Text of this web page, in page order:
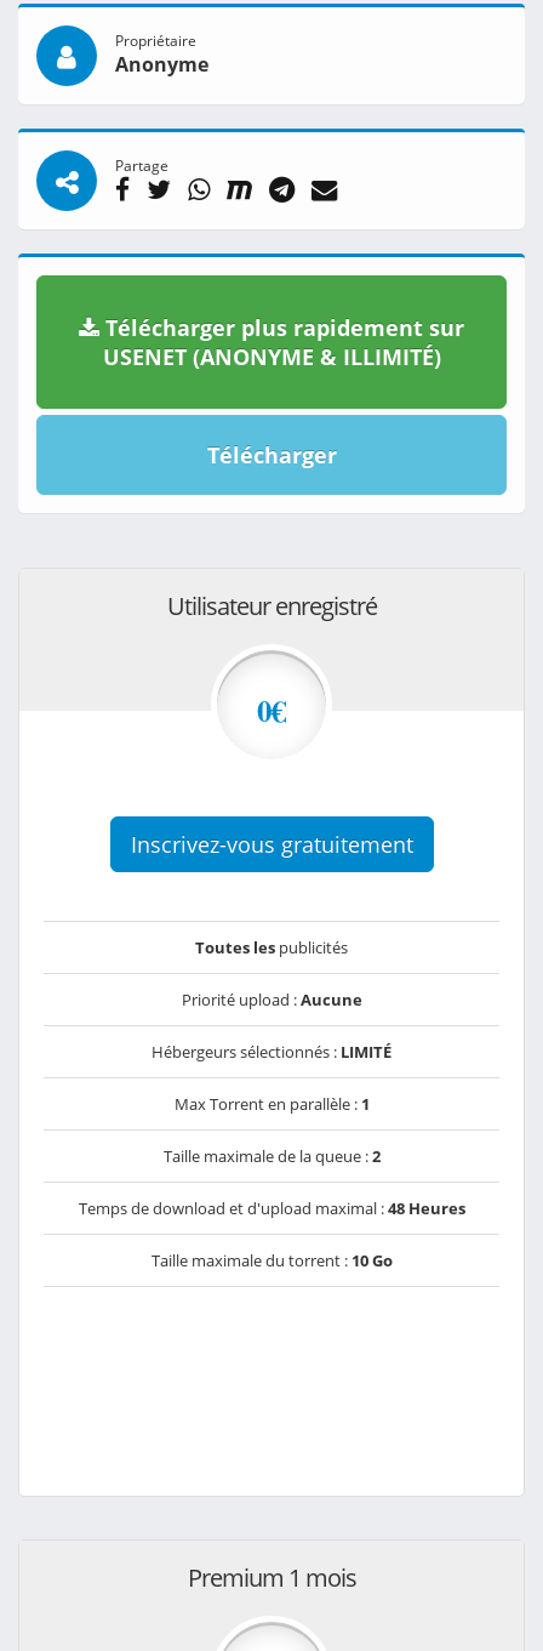
Propriétaire
Anonyme
Partage
Télécharger plus rapidement sur
USENET (ANONYME & ILLIMITÉ)
Télécharger
Utilisateur enregistré
0€
Inscrivez-vous gratuitement
Toutes les publicités
Priorité upload :Aucune
Hébergeurs sélectionnés : LIMITÉ
Max Torrent en parallèle : 1
Taille maximale de la queue :2
Temps de download et d'upload maximal :48 Heures
Taille maximale du torrent : 10 Go
Premium 1 mois